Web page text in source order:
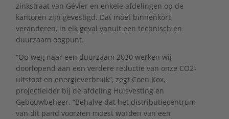
zinkstraat van Gévier en enkele afdelingen op de
kantoren zijn gevestigd. Dat moet binnenkort
veranderen, in elk geval vanuit een technisch en
duurzaam oogpunt.
“Op weg naar een duurzaam 2030 werken wij
doorlopend aan een verdere reductie van onze CO2-
uitstoot en energieverbruik”, zegt Coen Kox,
projectleider bij de afdeling Huisvesting en
Gebouwbeheer. “Behalve dat het distributiecentrum
van dit pand voorzien moest worden van een